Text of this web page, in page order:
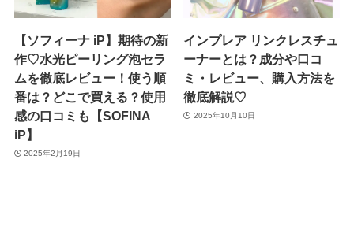
【ソフィーナ iP】期待の新
作♡水光ピーリング泡セラ
ムを徹底レビュー！使う順
番は？どこで買える？使用
感の口コミも【SOFINA
iP】
2025年2月19日
インプレア リンクレスチュ
ーナーとは？成分や口コ
ミ・レビュー、購入方法を
徹底解説♡
2025年10月10日